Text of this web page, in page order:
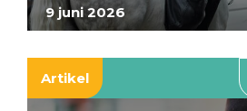
9 juni 2026
Artikel